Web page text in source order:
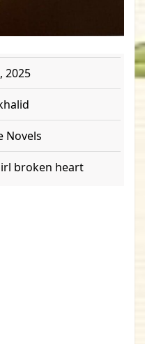
2025
Novels
broken heart